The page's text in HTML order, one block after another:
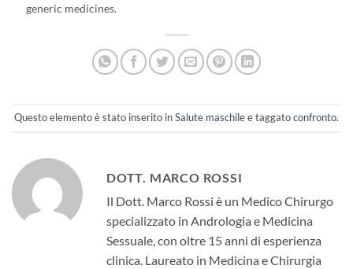
generic medicines.
Questo elemento è stato inserito inSalute maschilee taggatoconfronto.
DOTT. MARCO ROSSI
Il Dott. Marco Rossi è un Medico Chirurgo
specializzato in Andrologia e Medicina
Sessuale, con oltre 15 anni di esperienza
clinica. Laureato in Medicina e Chirurgia